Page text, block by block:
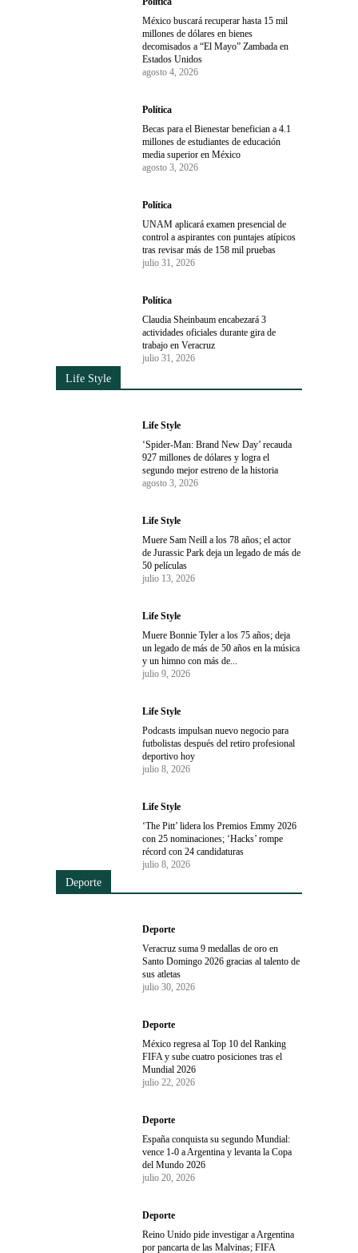
México buscará recuperar hasta 15 mil
millones de dólares en bienes
decomisados a “El Mayo” Zambada en
Estados Unidos
agosto 4, 2026
Política
Becas para el Bienestar benefician a 4.1
millones de estudiantes de educación
media superior en México
agosto 3, 2026
Política
UNAM aplicará examen presencial de
control a aspirantes con puntajes atípicos
tras revisar más de 158 mil pruebas
julio 31, 2026
Política
Claudia Sheinbaum encabezará 3
actividades oficiales durante gira de
trabajo en Veracruz
julio 31, 2026
Life Style
Life Style
‘Spider-Man: Brand New Day’ recauda
927 millones de dólares y logra el
segundo mejor estreno de la historia
agosto 3, 2026
Life Style
Muere Sam Neill a los 78 años; el actor
de Jurassic Park deja un legado de más de
50 películas
julio 13, 2026
Life Style
Muere Bonnie Tyler a los 75 años; deja
un legado de más de 50 años en la música
y un himno con más de...
julio 9, 2026
Life Style
Podcasts impulsan nuevo negocio para
futbolistas después del retiro profesional
deportivo hoy
julio 8, 2026
Life Style
‘The Pitt’ lidera los Premios Emmy 2026
con 25 nominaciones; ‘Hacks’ rompe
récord con 24 candidaturas
julio 8, 2026
Deporte
Deporte
Veracruz suma 9 medallas de oro en
Santo Domingo 2026 gracias al talento de
sus atletas
julio 30, 2026
Deporte
México regresa al Top 10 del Ranking
FIFA y sube cuatro posiciones tras el
Mundial 2026
julio 22, 2026
Deporte
España conquista su segundo Mundial:
vence 1-0 a Argentina y levanta la Copa
del Mundo 2026
julio 20, 2026
Deporte
Reino Unido pide investigar a Argentina
por pancarta de las Malvinas; FIFA